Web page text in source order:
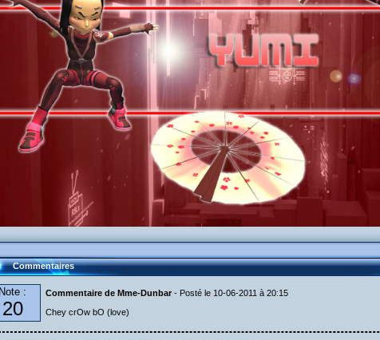
Commentaires
Note :
20
Commentaire de Mme-Dunbar - Posté le 10-06-2011 à 20:15
Chey crOw bO (love)